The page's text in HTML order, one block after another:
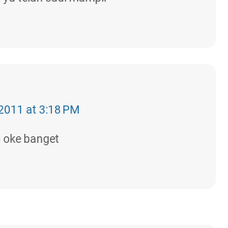
at 3:18 PM
banget